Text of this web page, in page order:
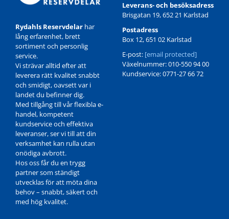
Rydahls Reservdelar har
lång erfarenhet, brett
sortiment och personlig
service.
Vi strävar alltid efter att
leverera rätt kvalitet snabbt
och smidigt, oavsett var i
landet du befinner dig.
Med tillgång till vår flexibla e-
handel, kompetent
kundservice och effektiva
leveranser, ser vi till att din
verksamhet kan rulla utan
onödiga avbrott.
Hos oss får du en trygg
partner som ständigt
utvecklas för att möta dina
behov – snabbt, säkert och
med hög kvalitet.
Leverans- och besöksadress
Brisgatan 19, 652 21 Karlstad
Postadress
Box 12, 651 02 Karlstad
E-post: [email protected]
Växelnummer: 010-550 94 00
Kundservice: 0771-27 66 72